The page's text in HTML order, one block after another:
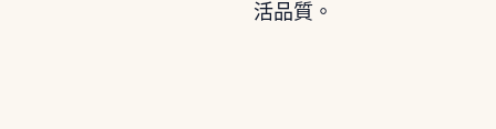
活品質。